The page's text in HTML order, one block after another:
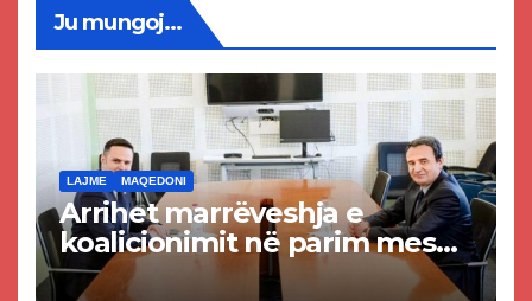
Ju mungoj...
LAJME MAQEDONI
Arrihet marrëveshja e
koalicionimit në parim mes
Kurtit dhe Abdixhikut